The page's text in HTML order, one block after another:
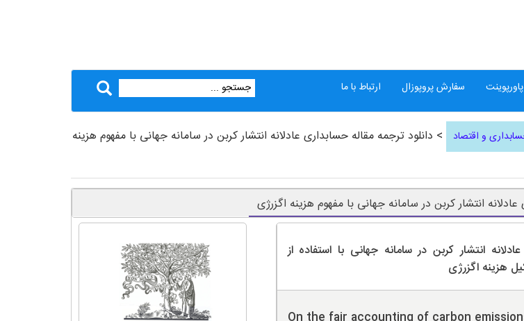
سفارش پروپوزال ارتباط با ما
و اقتصاد
> دانلود ترجمه مقاله حسابداری عادلانه انتشار کربن در سامانه جهانی با مفهوم هزینه
انتشار کربن در سامانه جهانی با مفهوم هزینه اگزرژی
انتشار کربن در سامانه جهانی با استفاده از
هزینه اگزرژی